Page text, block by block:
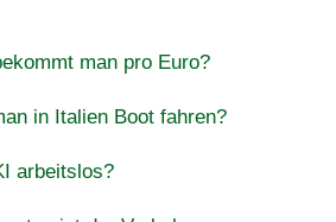
man pro Euro?
in Italien Boot fahren?
arbeitslos?